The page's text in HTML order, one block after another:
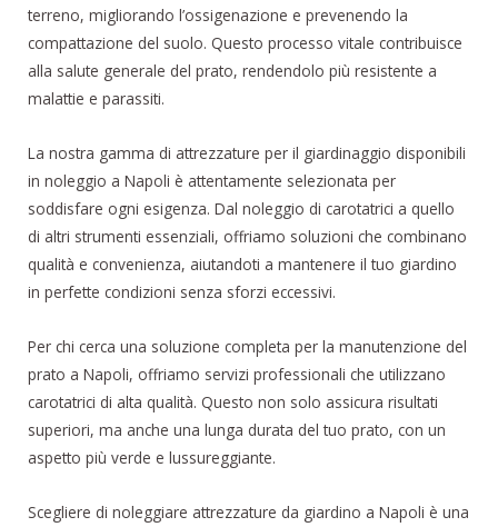
terreno, migliorando l’ossigenazione e prevenendo la
compattazione del suolo. Questo processo vitale contribuisce
alla salute generale del prato, rendendolo più resistente a
malattie e parassiti.
La nostra gamma di attrezzature per il giardinaggio disponibili
in noleggio a Napoli è attentamente selezionata per
soddisfare ogni esigenza. Dal noleggio di carotatrici a quello
di altri strumenti essenziali, offriamo soluzioni che combinano
qualità e convenienza, aiutandoti a mantenere il tuo giardino
in perfette condizioni senza sforzi eccessivi.
Per chi cerca una soluzione completa per la manutenzione del
prato a Napoli, offriamo servizi professionali che utilizzano
carotatrici di alta qualità. Questo non solo assicura risultati
superiori, ma anche una lunga durata del tuo prato, con un
aspetto più verde e lussureggiante.
Scegliere di noleggiare attrezzature da giardino a Napoli è una